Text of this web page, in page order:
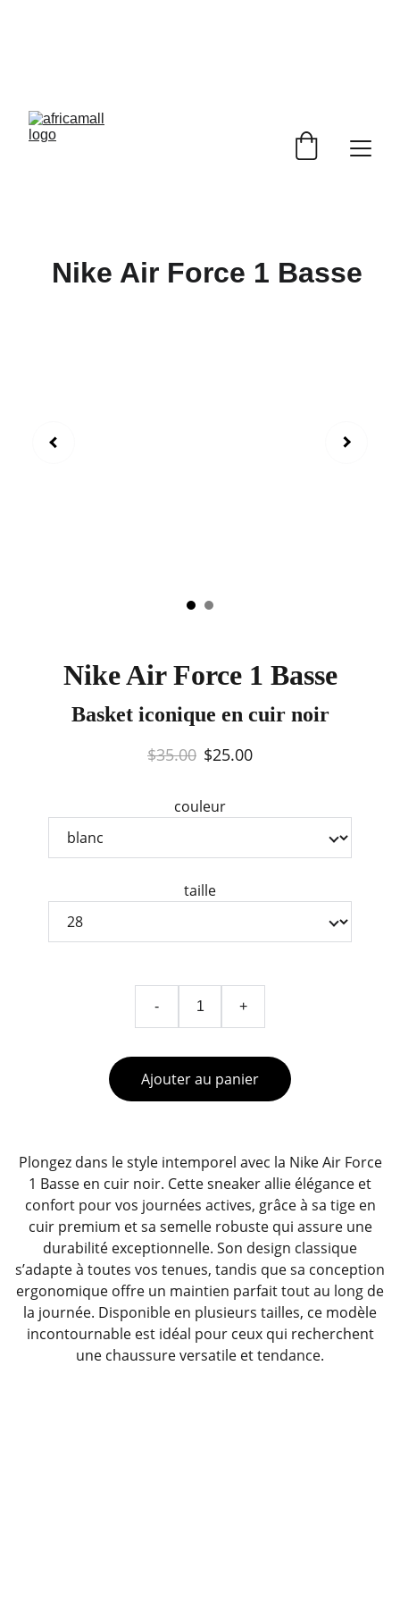
Nike Air Force 1 Basse
Basket iconique en cuir noir
$35.00 $25.00
couleur
taille
- +
Ajouter au panier
Plongez dans le style intemporel avec la Nike Air Force
1 Basse en cuir noir. Cette sneaker allie élégance et
confort pour vos journées actives, grâce à sa tige en
cuir premium et sa semelle robuste qui assure une
durabilité exceptionnelle. Son design classique
s’adapte à toutes vos tenues, tandis que sa conception
ergonomique offre un maintien parfait tout au long de
la journée. Disponible en plusieurs tailles, ce modèle
incontournable est idéal pour ceux qui recherchent
une chaussure versatile et tendance.